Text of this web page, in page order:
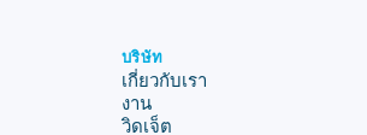
บริษัท
เกี่ยวกับเรา
งาน
วิดเจ็ต